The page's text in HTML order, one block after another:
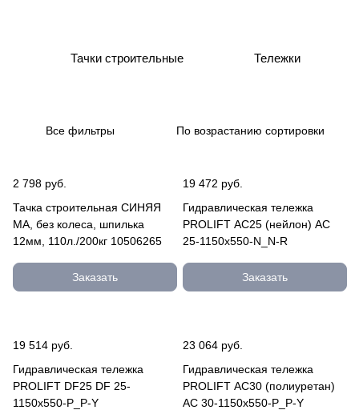
Тачки строительные Тележки
Все фильтры По возрастанию сортировки
2 798 руб.
Тачка строительная СИНЯЯ
МА, без колеса, шпилька
12мм, 110л./200кг 10506265
Заказать
19 472 руб.
Гидравлическая тележка
PROLIFT AC25 (нейлон) AC
25-1150x550-N_N-R
Заказать
19 514 руб.
Гидравлическая тележка
PROLIFT DF25 DF 25-
1150x550-P_P-Y
23 064 руб.
Гидравлическая тележка
PROLIFT AC30 (полиуретан)
AC 30-1150x550-P_P-Y